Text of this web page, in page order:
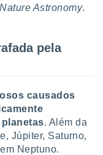
Nature Astronomy.
pela
causados
. Além da
Júpiter, Saturno,
Neptuno.